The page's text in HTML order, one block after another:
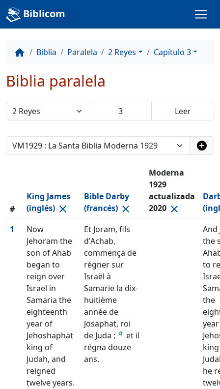
Biblicom
home Biblia Paralela 2 Reyes Capítulo 3
Biblia paralela
add_circle
#
King James
(inglés) close
Bible Darby
(francés) close
Moderna
1929
actualizada
2020 close
1
Now
Jehoram the
son of Ahab
began to
reign over
Israel in
Samaria the
eighteenth
year of
Jehoshaphat
king of
Judah, and
reigned
twelve years.
Et Joram, fils
d'Achab,
commença de
régner sur
Israël à
Samarie la dix-
huitième
année de
Josaphat, roi
de Juda ; a et il
régna douze
ans.
And
the
to
the
he